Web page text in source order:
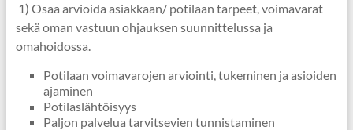
1) Osaa arvioida asiakkaan/ potilaan tarpeet, voimavarat
sekä oman vastuun ohjauksen suunnittelussa ja
omahoidossa.
Potilaan voimavarojen arviointi, tukeminen ja asioiden
ajaminen
Potilaslähtöisyys
Paljon palvelua tarvitsevien tunnistaminen